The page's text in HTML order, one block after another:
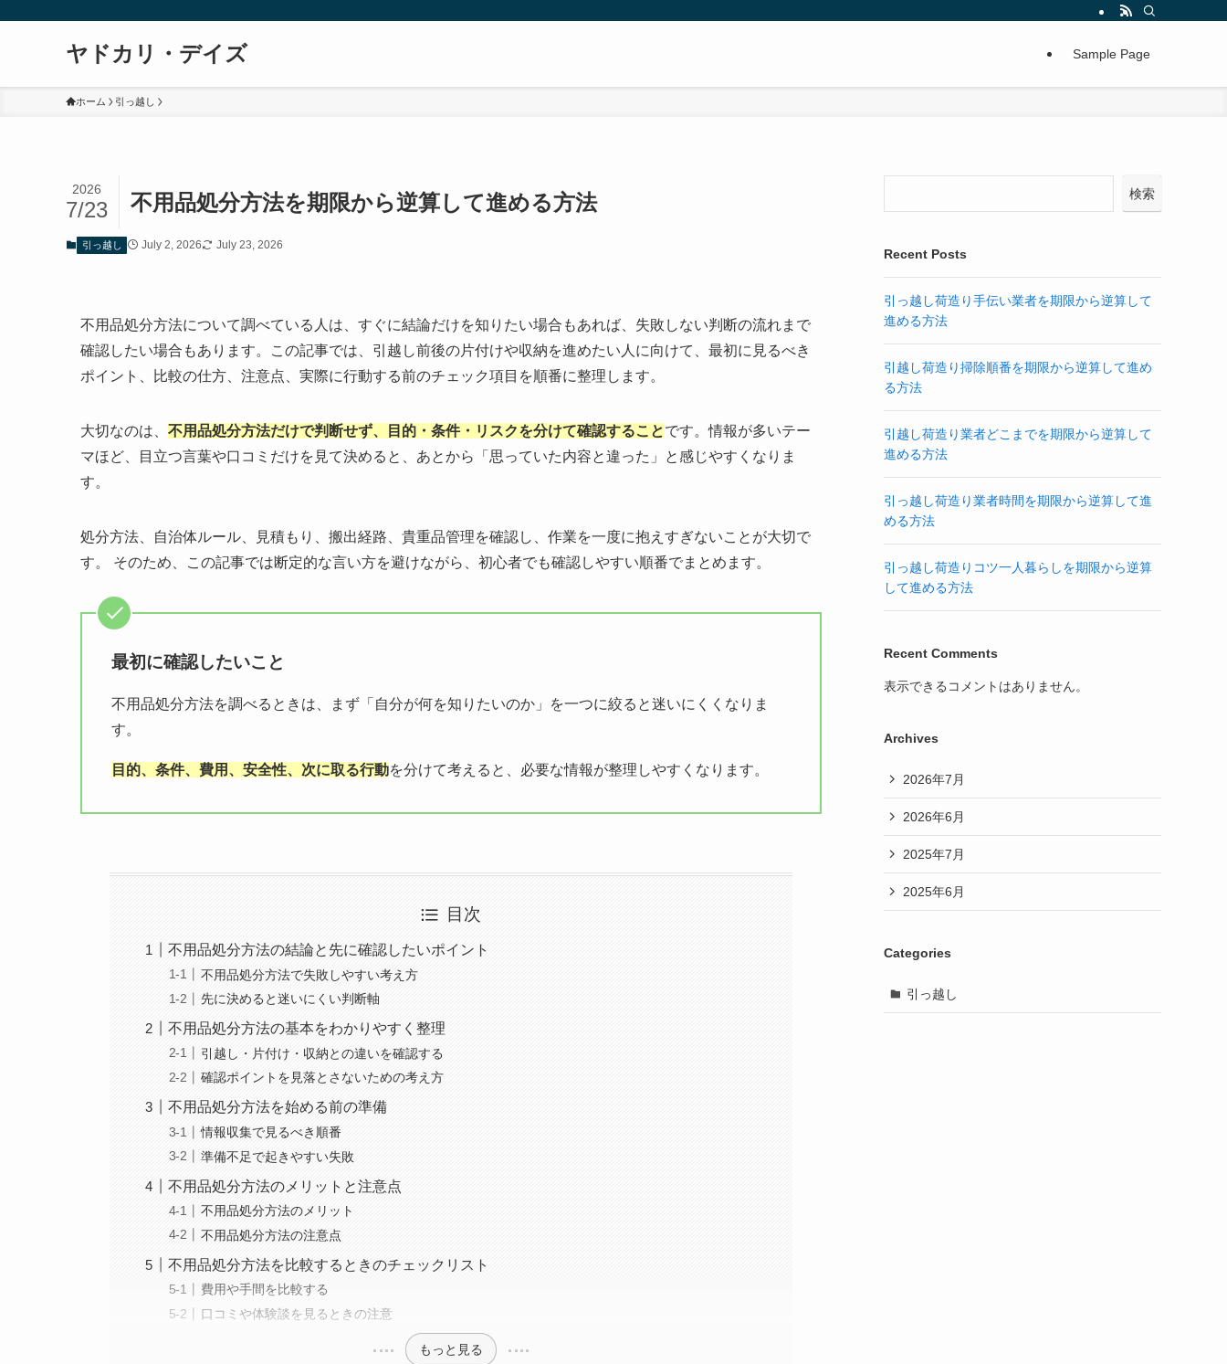
ヤドカリ・デイズ Sample Page
ホーム 引っ越し
不用品処分方法を期限から逆算して進める方法
2026
7/23
引っ越し July 2, 2026 July 23, 2026
不用品処分方法について調べている人は、すぐに結論だけを知りたい場合もあれば、失敗しない判断の流れまで
確認したい場合もあります。この記事では、引越し前後の片付けや収納を進めたい人に向けて、最初に見るべき
ポイント、比較の仕方、注意点、実際に行動する前のチェック項目を順番に整理します。
大切なのは、 不用品処分方法だけで判断せず、目的・条件・リスクを分けて確認することです。情報が多いテー
マほど、目立つ言葉や口コミだけを見て決めると、あとから「思っていた内容と違った」と感じやすくなりま
す。
処分方法、自治体ルール、見積もり、搬出経路、貴重品管理を確認し、作業を一度に抱えすぎないことが大切で
す。 そのため、この記事では断定的な言い方を避けながら、初心者でも確認しやすい順番でまとめます。
最初に確認したいこと
不用品処分方法を調べるときは、まず「自分が何を知りたいのか」を一つに絞ると迷いにくくなりま
す。
目的、条件、費用、安全性、次に取る行動を分けて考えると、必要な情報が整理しやすくなります。
目次
不用品処分方法の結論と先に確認したいポイント
不用品処分方法で失敗しやすい考え方
先に決めると迷いにくい判断軸
不用品処分方法の基本をわかりやすく整理
引越し・片付け・収納との違いを確認する
確認ポイントを見落とさないための考え方
不用品処分方法を始める前の準備
情報収集で見るべき順番
準備不足で起きやすい失敗
不用品処分方法のメリットと注意点
不用品処分方法のメリット
不用品処分方法の注意点
不用品処分方法を比較するときのチェックリスト
費用や手間を比較する
口コミや体験談を見るときの注意
もっと見る
検索
Recent Posts
引っ越し荷造り手伝い業者を期限から逆算して
進める方法
引越し荷造り掃除順番を期限から逆算して進め
る方法
引越し荷造り業者どこまでを期限から逆算して
進める方法
引っ越し荷造り業者時間を期限から逆算して進
める方法
引っ越し荷造りコツ一人暮らしを期限から逆算
して進める方法
Recent Comments
表示できるコメントはありません。
Archives
2026年7月
2026年6月
2025年7月
2025年6月
Categories
引っ越し